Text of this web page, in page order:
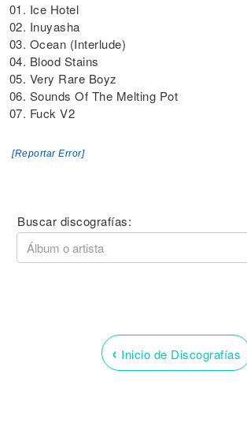
01. Ice Hotel
02. Inuyasha
03. Ocean (Interlude)
04. Blood Stains
05. Very Rare Boyz
06. Sounds Of The Melting Pot
07. Fuck V2
[Reportar Error]
Buscar discografías:
‹ Inicio de Discografías